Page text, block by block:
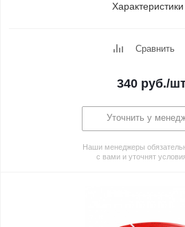
Характеристики
Сравнить
340 руб./
Уточнить у
Наши менеджеры
с вами и уточнят